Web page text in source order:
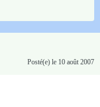
Posté(e) le 10 août 2007